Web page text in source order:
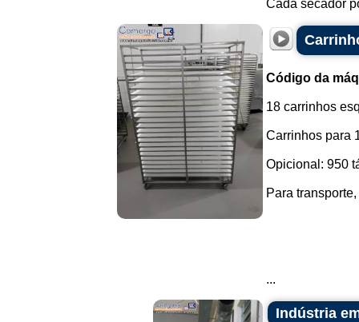
Cada secador
Código da
18 carrinhos
Carrinhos para
Opicional: 950
Para
...
Indústria